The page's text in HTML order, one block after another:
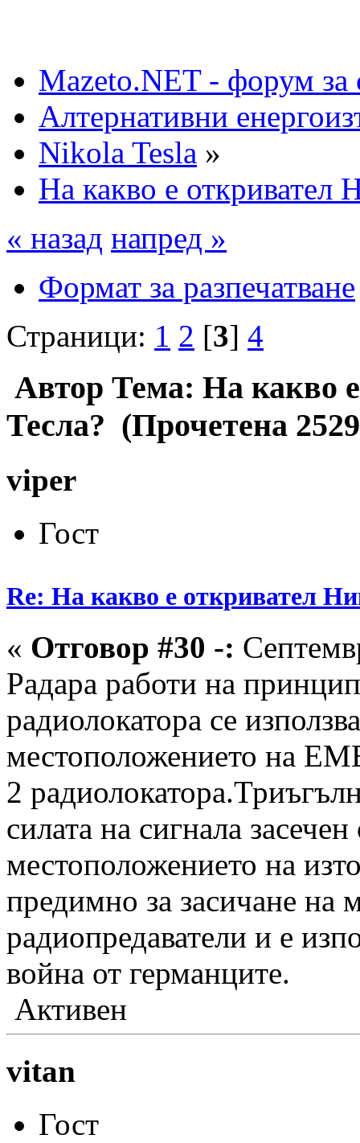
Mazeto.NET - форум за
Алтернативни
Nikola Tesla »
На какво е откривател
« назад напред »
Формат за разпечатване
Страници: 1 2 [3] 4
Автор Тема: На какво
Тесла? (Прочетена
viper
Гост
Re: На какво е откривател
« Отговор #30 -:
Радара работи на
радиолокатора се
местоположението на
2
силата на сигнала
местоположението на
предимно за засичане на
радиопредаватели и е
война от германците.
Активен
vitan
Гост